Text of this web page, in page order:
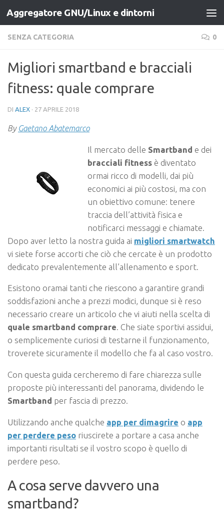
Salta al contenuto
Aggregatore GNU/Linux e dintorni
SENZA CATEGORIA 0
Migliori smartband e bracciali
fitness: quale comprare
DI ALEX · 27 APRILE 2018
By Gaetano Abatemarco
Il mercato delle Smartband e dei
bracciali fitness è diventato
ormai ricco di modelli, dai più
economici ai più costosi, ma con
un obiettivo comune: tenere
traccia dell’attività fisica e
notificarci messaggi e chiamate.
Dopo aver letto la nostra guida ai migliori smartwatch
vi siete forse accorti che ciò che cercate è un prodotto
dedicato prevalentemente all’allenamento e sport.
Esistono oramai tanti che riescono a garantire grandi
soddisfazioni anche a prezzi modici, dunque si è reso
necessario creare un articolo che vi aiuti nella scelta di
quale smartband comprare. Che siate sportivi assidui,
o semplicemente curiosi di testarne il funzionamento,
troverete sicuramente il modello che fa al caso vostro.
Con questa guida cercheremo di fare chiarezza sulle
proposte più interessanti del panorama, dividendo le
Smartband per fascia di prezzo.
Utilizzando anche qualche app per dimagrire o app
per perdere peso riuscirete a portare a casa anche
importanti risultati se il vostro scopo è quello di
perdere peso.
A cosa serve davvero una
smartband?